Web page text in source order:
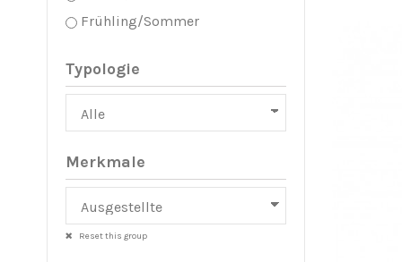
Frühling/Sommer
Typologie
Merkmale
Reset this group